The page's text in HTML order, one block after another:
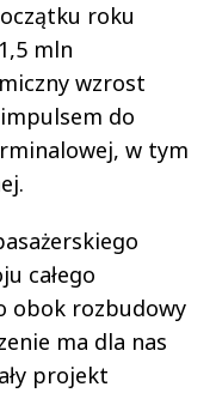
roku
mln
wzrost
do
w tym
całego
obok rozbudowy
ma dla nas
projekt